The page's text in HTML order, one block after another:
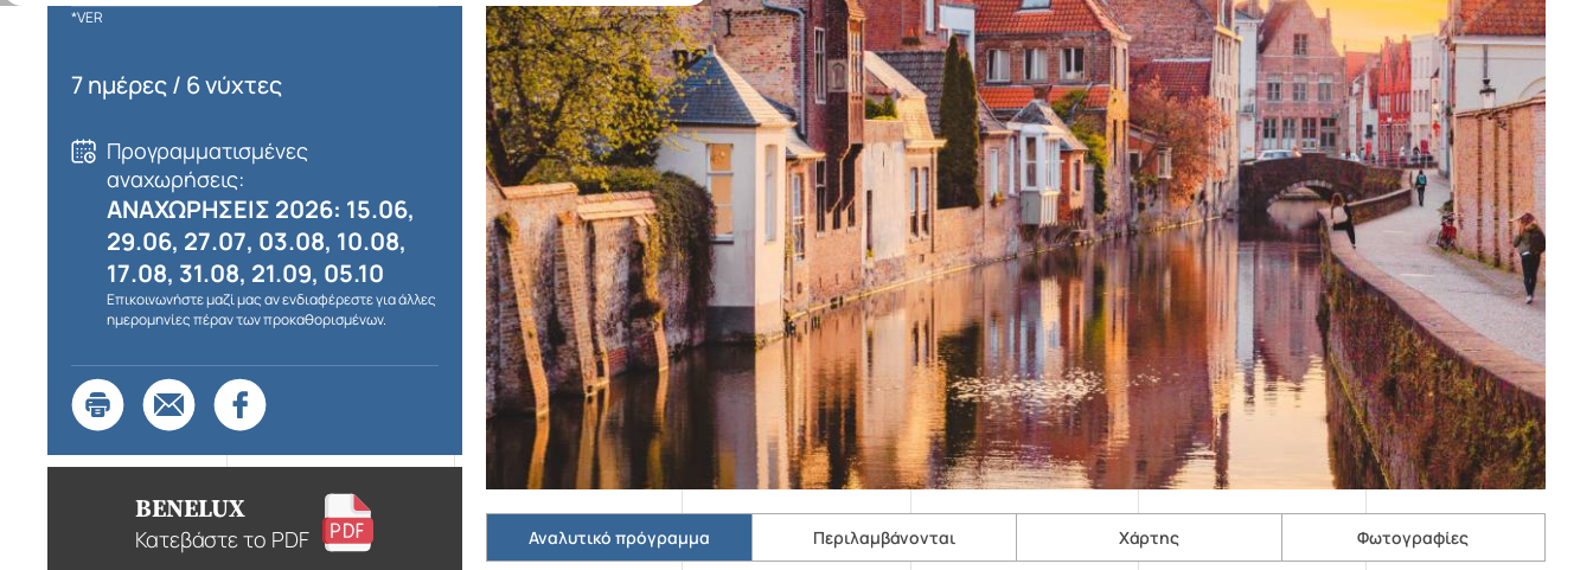
Φθινόπωρο 2026
Mika's Exclusive
Groups
*VER
7 ημέρες / 6 νύχτες
Προγραμματισμένες
αναχωρήσεις:
ΑΝΑΧΩΡΗΣΕΙΣ 2026: 15.06,
29.06, 27.07, 03.08, 10.08,
17.08, 31.08, 21.09, 05.10
Επικοινωνήστε μαζί μας αν ενδιαφέρεστε για άλλες
ημερομηνίες πέραν των προκαθορισμένων.
BENELUX
Κατεβάστε το PDF Αναλυτικό πρόγραμμα Περιλαμβάνονται Χάρτης Φωτογραφίες